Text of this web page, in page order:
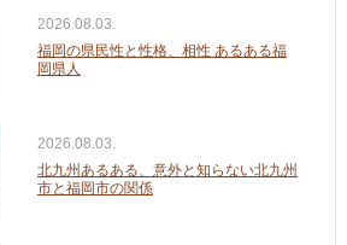
2026.08.03.
福岡の県民性と性格、相性 あるある福
岡県人
2026.08.03.
北九州あるある、意外と知らない北九州
市と福岡市の関係